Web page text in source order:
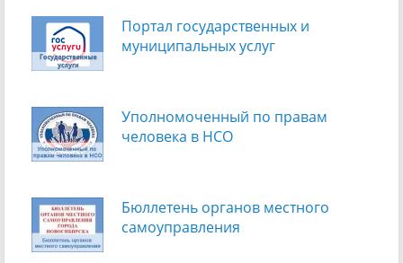
Портал государственных и
муниципальных услуг
Уполномоченный по правам
человека в НСО
Бюллетень органов местного
самоуправления